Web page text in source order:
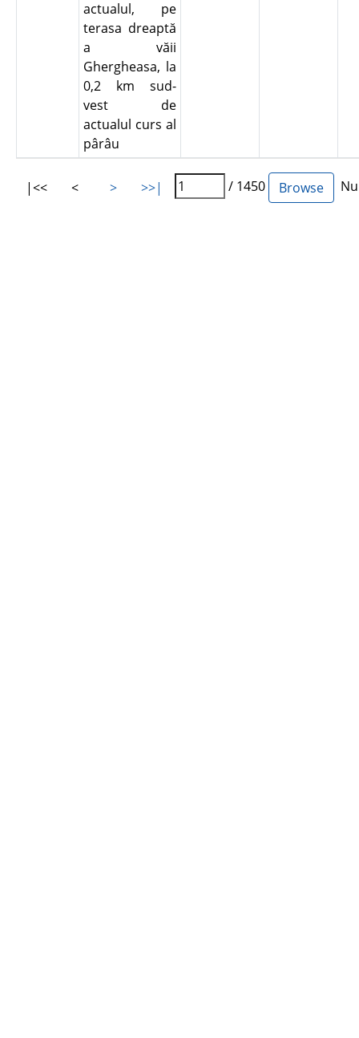
actualul, pe
terasa dreaptă
a văii
Ghergheasa, la
0,2 km sud-
vest de
actualul curs al
pârâu
|<< < > >>| / 1450